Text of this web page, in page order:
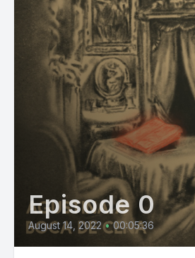
Episode 0
August 14, 2022 • 00:05:36